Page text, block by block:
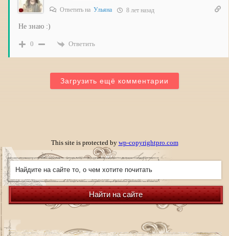
Найти на сайте
Ответить на Ульяна 8 лет назад
Не знаю :)
0 Ответить
Загрузить ещё комментарии
This site is protected by wp-copyrightpro.com